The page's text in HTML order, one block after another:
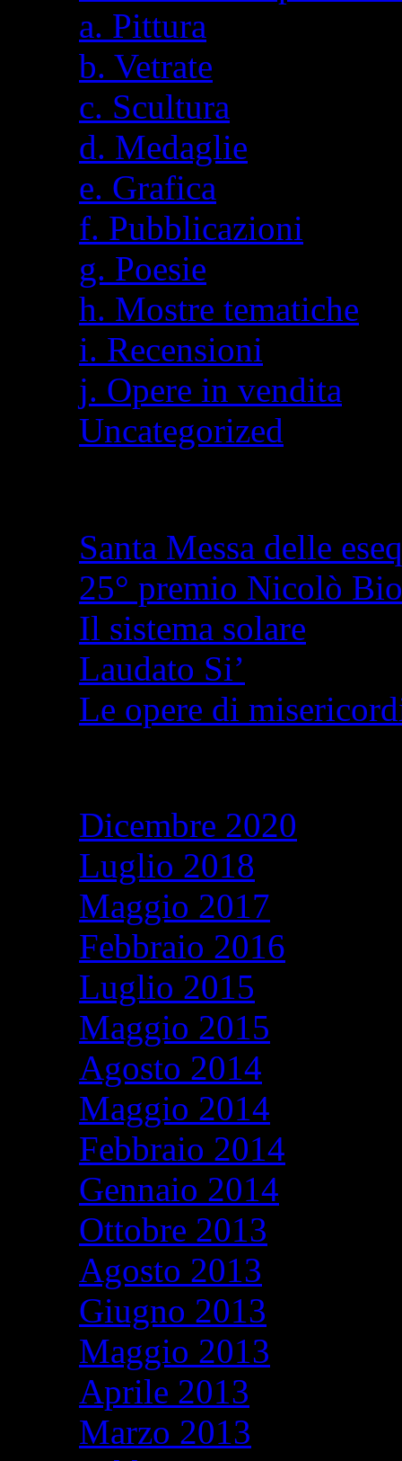
a. Pittura
b. Vetrate
c. Scultura
d. Medaglie
e. Grafica
f. Pubblicazioni
g. Poesie
h. Mostre tematiche
i. Recensioni
j. Opere in vendita
Uncategorized
Santa Messa delle
25° premio Nicolò
Il sistema solare
Laudato Si’
Le opere di
Dicembre 2020
Luglio 2018
Maggio 2017
Febbraio 2016
Luglio 2015
Maggio 2015
Agosto 2014
Maggio 2014
Febbraio 2014
Gennaio 2014
Ottobre 2013
Agosto 2013
Giugno 2013
Maggio 2013
Aprile 2013
Marzo 2013